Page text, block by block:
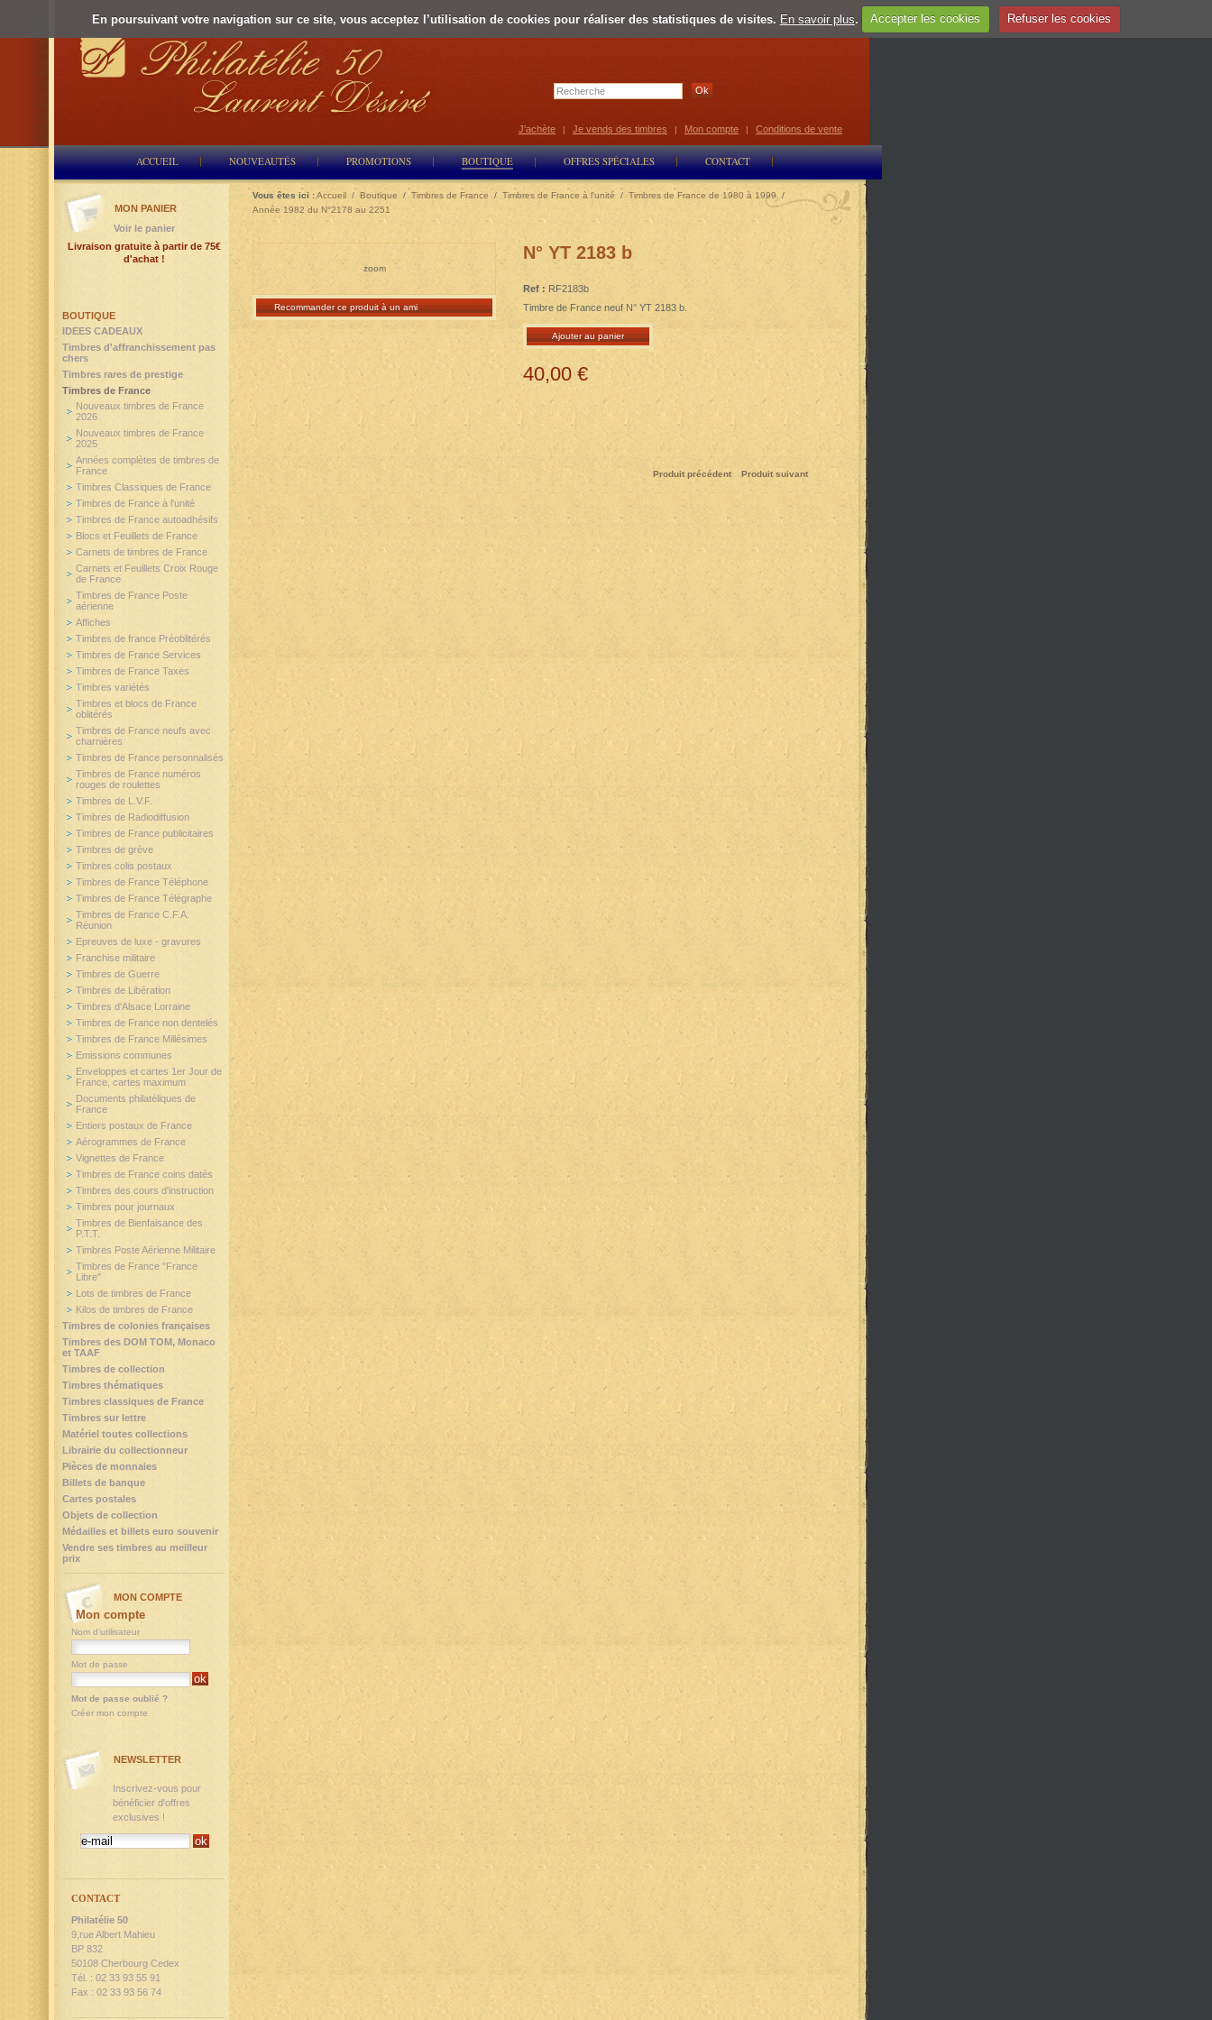
En poursuivant votre navigation sur ce site, vous acceptez l’utilisation de cookies pour réaliser des statistiques de visites. En savoir plus. Accepter les cookies Refuser les cookies
Select Language ▼
ACCUEIL NOUVEAUTÉS PROMOTIONS BOUTIQUE OFFRES SPÉCIALES CONTACT
J'achète | Je vends des timbres | Mon compte | Conditions de vente
Vous êtes ici :Accueil / Boutique /Timbres de France / Timbres de France à l'unité / Timbres de France de 1980 à 1999/
Année 1982 du N°2178 au 2251
zoom
Recommander ce produit à un ami
N° YT 2183 b
Ref : RF2183b
Timbre de France neuf N° YT 2183 b.
Ajouter au panier
40,00 €
Produit précédent Produit suivant
BOUTIQUE
IDEES CADEAUX
Timbres d'affranchissement pas
chers
Timbres rares de prestige
Timbres de France
Nouveaux timbres de France
2026
Nouveaux timbres de France
2025
Années complètes de timbres de
France
Timbres Classiques de France
Timbres de France à l'unité
Timbres de France autoadhésifs
Blocs et Feuillets de France
Carnets de timbres de France
Carnets et Feuillets Croix Rouge
de France
Timbres de France Poste
aérienne
Affiches
Timbres de france Préoblitérés
Timbres de France Services
Timbres de France Taxes
Timbres variétés
Timbres et blocs de France
oblitérés
Timbres de France neufs avec
charnières
Timbres de France personnalisés
Timbres de France numéros
rouges de roulettes
Timbres de L.V.F.
Timbres de Radiodiffusion
Timbres de France publicitaires
Timbres de grève
Timbres colis postaux
Timbres de France Téléphone
Timbres de France Télégraphe
Timbres de France C.F.A.
Réunion
Epreuves de luxe - gravures
Franchise militaire
Timbres de Guerre
Timbres de Libération
Timbres d'Alsace Lorraine
Timbres de France non dentelés
Timbres de France Millésimes
Emissions communes
Enveloppes et cartes 1er Jour de
France, cartes maximum
Documents philatéliques de
France
Entiers postaux de France
Aérogrammes de France
Vignettes de France
Timbres de France coins datés
Timbres des cours d'instruction
Timbres pour journaux
Timbres de Bienfaisance des
P.T.T.
Timbres Poste Aérienne Militaire
Timbres de France "France
Libre"
Lots de timbres de France
Kilos de timbres de France
Timbres de colonies françaises
Timbres des DOM TOM, Monaco
et TAAF
Timbres de collection
Timbres thématiques
Timbres classiques de France
Timbres sur lettre
Matériel toutes collections
Librairie du collectionneur
Pièces de monnaies
Billets de banque
Cartes postales
Objets de collection
Médailles et billets euro souvenir
Vendre ses timbres au meilleur
prix
MON PANIER
Voir le panier
Livraison gratuite à partir de 75€
d'achat !
MON COMPTE
Mon compte
Nom d'utilisateur
Mot de passe
Mot de passe oublié ?
Créer mon compte
NEWSLETTER
Inscrivez-vous pour
bénéficier d'offres
exclusives !
CONTACT
Philatélie 50
9,rue Albert Mahieu
BP 832
50108 Cherbourg Cedex
Tél. : 02 33 93 55 91
Fax : 02 33 93 56 74